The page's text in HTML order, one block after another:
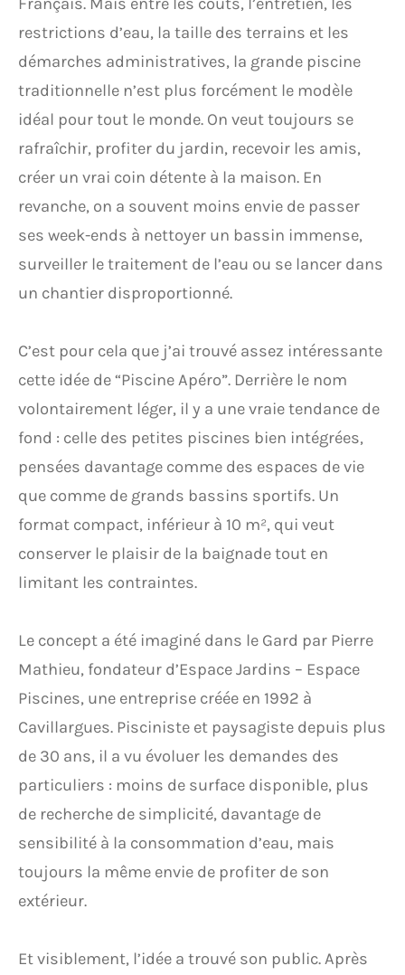
restrictions d’eau, la taille des terrains et les
démarches administratives, la grande piscine
traditionnelle n’est plus forcément le modèle
idéal pour tout le monde. On veut toujours se
rafraîchir, profiter du jardin, recevoir les amis,
créer un vrai coin détente à la maison. En
revanche, on a souvent moins envie de passer
ses week-ends à nettoyer un bassin immense,
surveiller le traitement de l’eau ou se lancer dans
un chantier disproportionné.
C’est pour cela que j’ai trouvé assez intéressante
cette idée de “Piscine Apéro”. Derrière le nom
volontairement léger, il y a une vraie tendance de
fond : celle des petites piscines bien intégrées,
pensées davantage comme des espaces de vie
que comme de grands bassins sportifs. Un
format compact, inférieur à 10 m², qui veut
conserver le plaisir de la baignade tout en
limitant les contraintes.
Le concept a été imaginé dans le Gard par Pierre
Mathieu, fondateur d’Espace Jardins – Espace
Piscines, une entreprise créée en 1992 à
Cavillargues. Pisciniste et paysagiste depuis plus
de 30 ans, il a vu évoluer les demandes des
particuliers : moins de surface disponible, plus
de recherche de simplicité, davantage de
sensibilité à la consommation d’eau, mais
toujours la même envie de profiter de son
extérieur.
Et visiblement, l’idée a trouvé son public. Après